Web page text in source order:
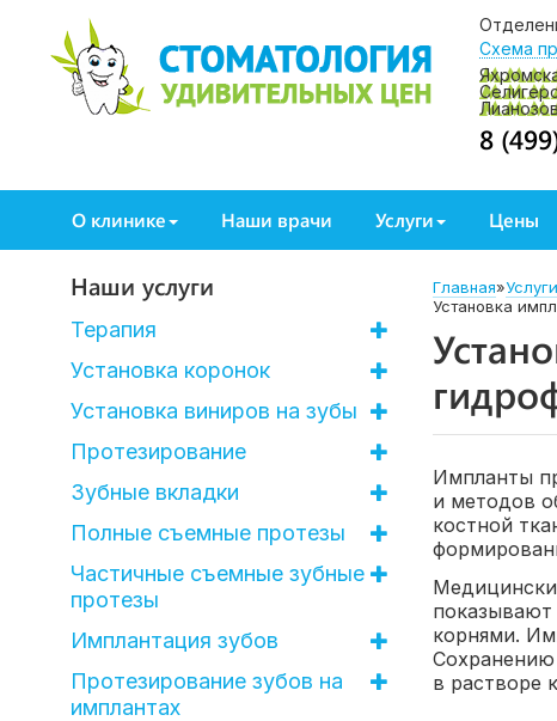
Схема
8
О клинике Наши врачи Услуги Цены
Наши услуги
Терапия
Установка коронок
Установка виниров на зубы
Протезирование
Зубные вкладки
Полные съемные протезы
Частичные съемные зубные
протезы
Имплантация зубов
Протезирование зубов на
имплантах
Главная»Услуги
Установка
Импланты
и методов
костной
показывают
корнями.
Сохранению
в растворе